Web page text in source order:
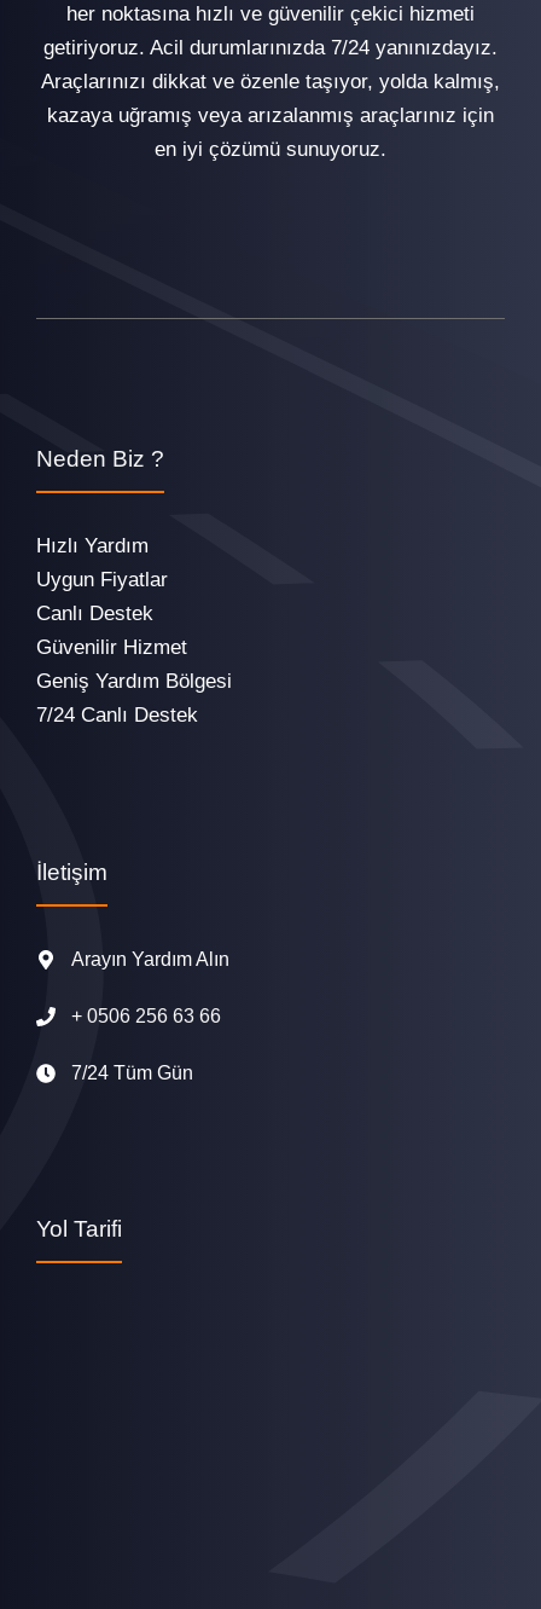
her noktasına hızlı ve güvenilir çekici hizmeti
getiriyoruz. Acil durumlarınızda 7/24 yanınızdayız.
Araçlarınızı dikkat ve özenle taşıyor, yolda kalmış,
kazaya uğramış veya arızalanmış araçlarınız için
en iyi çözümü sunuyoruz.
Neden Biz ?
Hızlı Yardım
Uygun Fiyatlar
Canlı Destek
Güvenilir Hizmet
Geniş Yardım Bölgesi
7/24 Canlı Destek
İletişim
Arayın Yardım Alın
+ 0506 256 63 66
7/24 Tüm Gün
Yol Tarifi